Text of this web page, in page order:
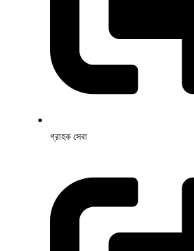
গ্রাহক সেবা